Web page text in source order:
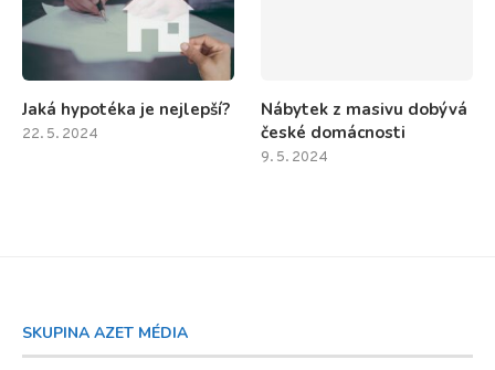
Jaká hypotéka je nejlepší?
22. 5. 2024
Nábytek z masivu dobývá
české domácnosti
9. 5. 2024
SKUPINA AZET MÉDIA